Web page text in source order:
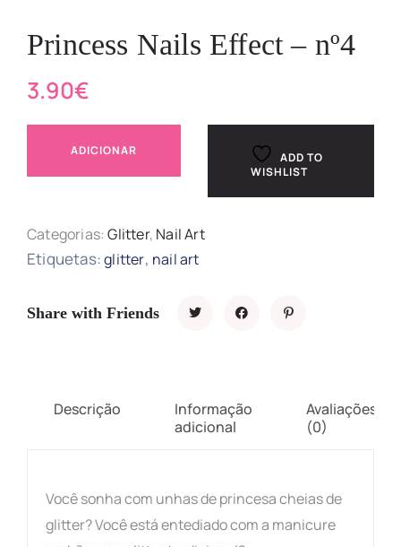
Princess Nails Effect – nº4
3.90€
ADICIONAR
ADD TO
WISHLIST
Categorias:Glitter, Nail Art
Etiquetas:glitter, nail art
Share with Friends
Descrição
Informação
adicional
Avaliações
(0)
Você sonha com unhas de princesa cheias de
glitter? Você está entediado com a manicure